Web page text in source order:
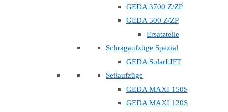
GEDA 3700 Z/ZP
GEDA 500 Z/ZP
Ersatzteile
Schrägaufzüge Spezial
GEDA SolarLIFT
Seilaufzüge
GEDA MAXI 150S
GEDA MAXI 120S